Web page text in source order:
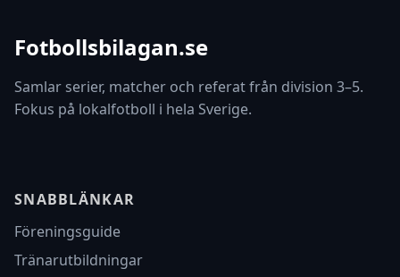
Fotbollsbilagan.se
Samlar serier, matcher och referat från division 3–5.
Fokus på lokalfotboll i hela Sverige.
SNABBLÄNKAR
Föreningsguide
Tränarutbildningar